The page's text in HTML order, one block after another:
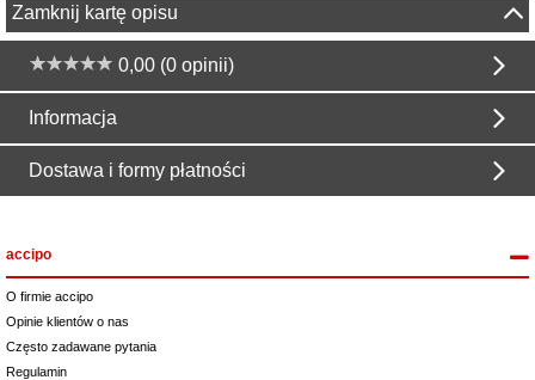
Zamknij kartę opisu
0,00 (0 opinii)
Informacja
Dostawa i formy płatności
accipo
O firmie accipo
Opinie klientów o nas
Często zadawane pytania
Regulamin